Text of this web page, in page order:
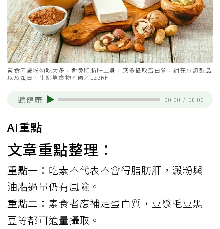
素食者澱粉勿吃太多，避免脂肪肝上身，應多攝取蛋白質，補充豆類製品
以及蛋白、牛奶等食物。圖╱123RF
聽健康 00:00 / 00:00
AI重點
文章重點整理：
重點一： 吃素不代表不會得脂肪肝，澱粉與
油脂過量仍有風險。
重點二： 素食者應補足蛋白質，豆漿毛豆黑
豆等都可適量攝取。